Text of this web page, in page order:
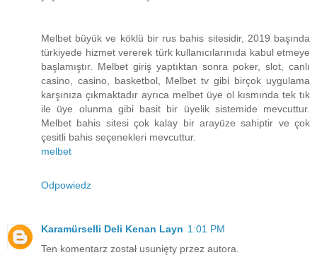
Melbet büyük ve köklü bir rus bahis sitesidir, 2019 başında
türkiyede hizmet vererek türk kullanıcılarınıda kabul etmeye
başlamıştır. Melbet giriş yaptıktan sonra poker, slot, canlı
casino, casino, basketbol, Melbet tv gibi birçok uygulama
karşınıza çıkmaktadır ayrıca melbet üye ol kısmında tek tık
ile üye olunma gibi basit bir üyelik sistemide mevcuttur.
Melbet bahis sitesi çok kalay bir arayüze sahiptir ve çok
çesitli bahis seçenekleri mevcuttur.
melbet
Odpowiedz
Karamürselli Deli Kenan Layn 1:01 PM
Ten komentarz został usunięty przez autora.